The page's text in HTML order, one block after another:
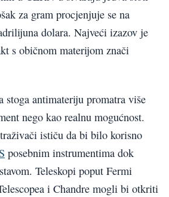
za gram procjenjuje se na
dolara. Najveći izazov je
s običnom materijom znači
stoga antimateriju promatra više
nego kao realnu mogućnost.
ističu da bi bilo korisno
posebnim instrumentima dok
Teleskopi poput Fermi
i Chandre mogli bi otkriti